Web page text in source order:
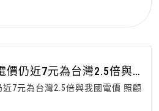
價仍近7元為台灣2.5倍與
不相同
7元為台灣2.5倍與我國電價 照顧